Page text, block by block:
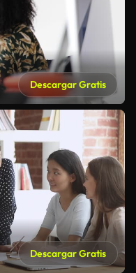
Descargar Gratis
Descargar Gratis